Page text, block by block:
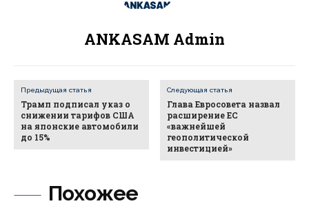
Похожее
ANKASAM Admin
Предыдущая статья
Трамп подписал указ о
снижении тарифов США
на японские автомобили
до 15%
Следующая статья
Глава Евросовета назвал
расширение ЕС
«важнейшей
геополитической
инвестицией»